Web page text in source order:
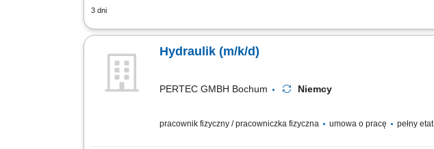
3 dni
Zakres obowiązków: Montaż i wymiana instalacji wodnych oraz
Hydraulik (m/k/d)
PERTEC GMBH Bochum Niemcy
pracownik fizyczny / pracowniczka fizyczna umowa o pracę pełny etat